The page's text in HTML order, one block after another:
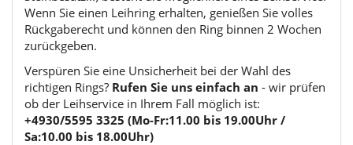
Wenn Sie einen Leihring erhalten, genießen Sie volles
Rückgaberecht und können den Ring binnen 2 Wochen
zurückgeben.
Verspüren Sie eine Unsicherheit bei der Wahl des
richtigen Rings? Rufen Sie uns einfach an - wir prüfen
ob der Leihservice in Ihrem Fall möglich ist:
+4930/5595 3325 (Mo-Fr:11.00 bis 19.00Uhr /
Sa:10.00 bis 18.00Uhr)